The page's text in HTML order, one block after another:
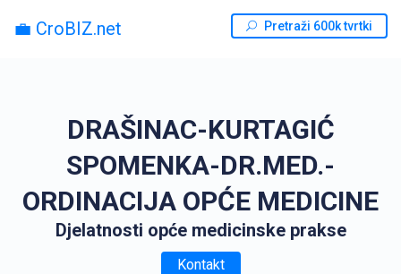
💼 CroBIZ.net Pretraži 600k tvrtki
DRAŠINAC-KURTAGIĆ
SPOMENKA-DR.MED.-
ORDINACIJA OPĆE MEDICINE
Djelatnosti opće medicinske prakse
Kontakt